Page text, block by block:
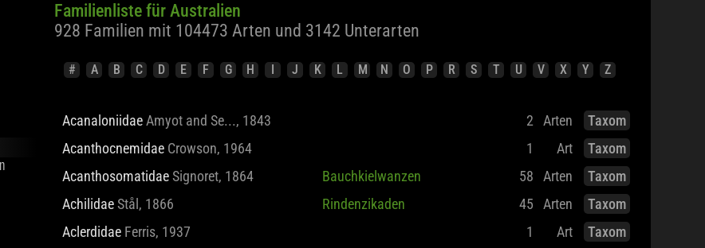
Familienliste für Australien
928 Familien mit 104473 Arten und 3142 Unterarten
# A B C D E F G H I J K L M N O P R S T U V X Y Z
Acanaloniidae Amyot and Se..., 1843 2 Arten
Taxom
Acanthocnemidae Crowson, 1964 1 Art
Taxom
AcanthosomatidaeSignoret, 1864 Bauchkielwanzen 58 Arten
Taxom
AchilidaeStål, 1866 Rindenzikaden 45 Arten
Taxom
Aclerdidae Ferris, 1937 1 Art
Taxom